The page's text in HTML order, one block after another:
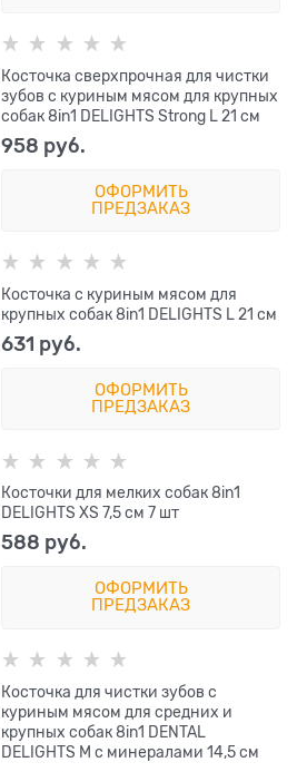
Косточка сверхпрочная для чистки
зубов с куриным мясом для крупных
собак 8in1 DELIGHTS Strong L 21 см
958 руб.
ОФОРМИТЬ
ПРЕДЗАКАЗ
Косточка с куриным мясом для
крупных собак 8in1 DELIGHTS L 21 см
631 руб.
ОФОРМИТЬ
ПРЕДЗАКАЗ
Косточки для мелких собак 8in1
DELIGHTS XS 7,5 см 7 шт
588 руб.
ОФОРМИТЬ
ПРЕДЗАКАЗ
Косточка для чистки зубов с
куриным мясом для средних и
крупных собак 8in1 DENTAL
DELIGHTS M с минералами 14,5 см